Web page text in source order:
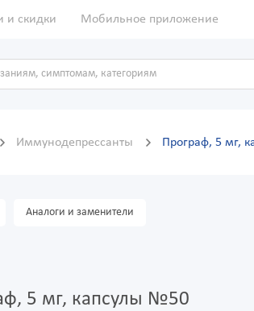
и скидки Мобильное приложение
Иммунодепрессанты Програф, 5 мг,
Аналоги и заменители
5 мг, капсулы №50